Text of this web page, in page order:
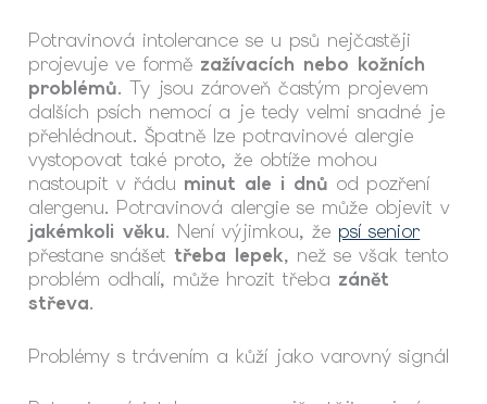
Potravinová intolerance se u psů nejčastěji
projevuje ve formě zažívacích nebo kožních
problémů. Ty jsou zároveň častým projevem
dalších psích nemocí a je tedy velmi snadné je
přehlédnout. Špatně lze potravinové alergie
vystopovat také proto, že obtíže mohou
nastoupit v řádu minut ale i dnů od pozření
alergenu. Potravinová alergie se může objevit v
jakémkoli věku. Není výjimkou, že psí senior
přestane snášet třeba lepek, než se však tento
problém odhalí, může hrozit třeba zánět
střeva.
Problémy s trávením a kůží jako varovný signál